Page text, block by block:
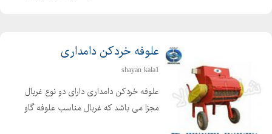
علوفه خردکن دامداری
shayan kala1
علوفه خردکن دامداری دارای دو نوع غربال
مجزا می باشد که غربال مناسب علوفه گاو